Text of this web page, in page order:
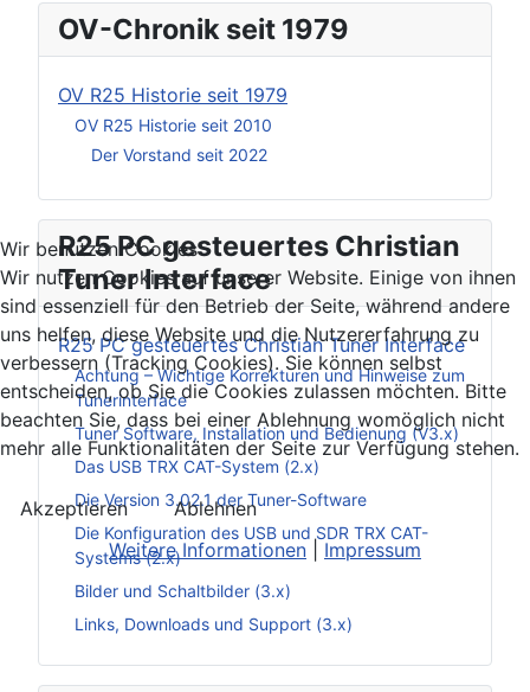
OV-Chronik seit 1979
OV R25 Historie seit 1979
OV R25 Historie seit 2010
Der Vorstand seit 2022
R25 PC gesteuertes Christian
Tuner Interface
R25 PC gesteuertes Christian Tuner Interface
Achtung – Wichtige Korrekturen und Hinweise zum
Tunerinterface
Tuner Software, Installation und Bedienung (V3.x)
Das USB TRX CAT-System (2.x)
Die Version 3.02.1 der Tuner-Software
Die Konfiguration des USB und SDR TRX CAT-
Systems (2.x)
Bilder und Schaltbilder (3.x)
Links, Downloads und Support (3.x)
Wir benutzen Cookies
Wir nutzen Cookies auf unserer Website. Einige von ihnen
sind essenziell für den Betrieb der Seite, während andere
uns helfen, diese Website und die Nutzererfahrung zu
verbessern (Tracking Cookies). Sie können selbst
entscheiden, ob Sie die Cookies zulassen möchten. Bitte
beachten Sie, dass bei einer Ablehnung womöglich nicht
mehr alle Funktionalitäten der Seite zur Verfügung stehen.
Akzeptieren
Ablehnen
Weitere Informationen
Impressum